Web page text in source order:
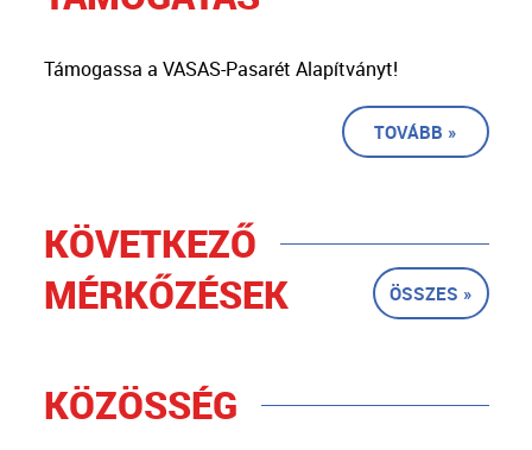
Támogassa a VASAS-Pasarét Alapítványt!
TOVÁBB »
KÖVETKEZŐ
MÉRKŐZÉSEK
ÖSSZES »
KÖZÖSSÉG